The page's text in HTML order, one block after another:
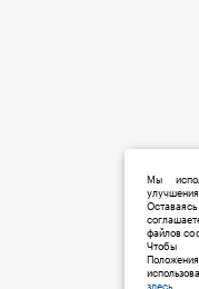
Мы
файлов
Чтобы
здесь